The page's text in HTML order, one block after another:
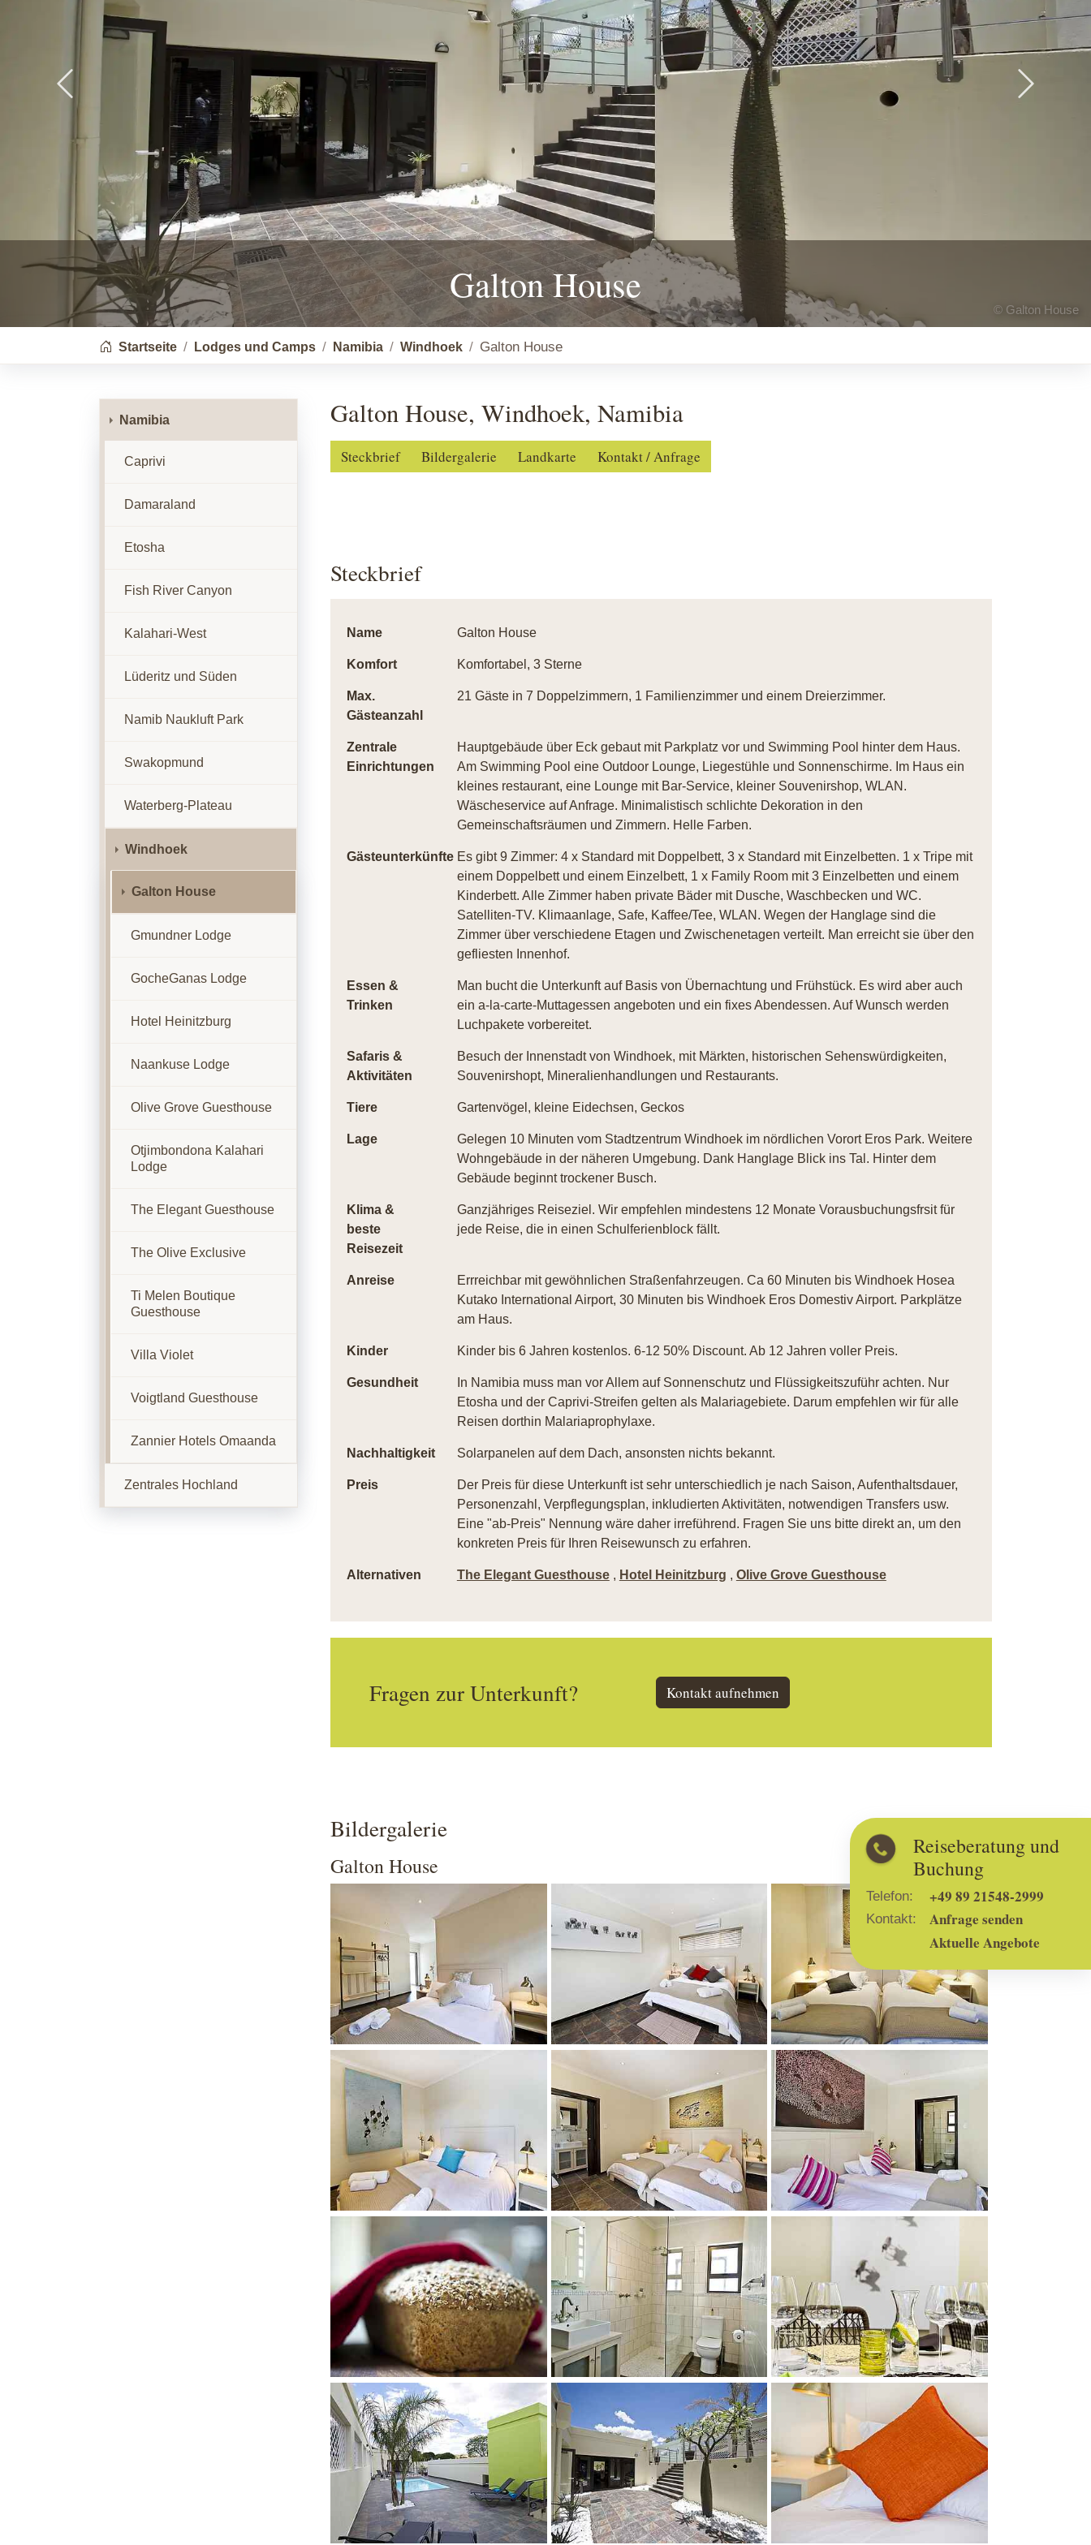
Reiseberatung und
Buchung
Telefon: +49 89 21548-2999
Kontakt:
Anfrage senden
Aktuelle Angebote
Galton House
© Galton House
Previous Next
You are here:
Startseite Lodges und Camps Namibia Windhoek Galton House
Galton House, Windhoek, Namibia
Steckbrief Bildergalerie Landkarte Kontakt / Anfrage
Steckbrief
Name Galton House
Komfort Komfortabel, 3 Sterne
Max.
Gästeanzahl
21 Gäste in 7 Doppelzimmern, 1 Familienzimmer und einem Dreierzimmer.
Zentrale
Einrichtungen
Hauptgebäude über Eck gebaut mit Parkplatz vor und Swimming Pool hinter dem Haus.
Am Swimming Pool eine Outdoor Lounge, Liegestühle und Sonnenschirme. Im Haus ein
kleines restaurant, eine Lounge mit Bar-Service, kleiner Souvenirshop, WLAN.
Wäscheservice auf Anfrage. Minimalistisch schlichte Dekoration in den
Gemeinschaftsräumen und Zimmern. Helle Farben.
Gästeunterkünfte Es gibt 9 Zimmer: 4 x Standard mit Doppelbett, 3 x Standard mit Einzelbetten. 1 x Tripe mit
einem Doppelbett und einem Einzelbett, 1 x Family Room mit 3 Einzelbetten und einem
Kinderbett. Alle Zimmer haben private Bäder mit Dusche, Waschbecken und WC.
Satelliten-TV. Klimaanlage, Safe, Kaffee/Tee, WLAN. Wegen der Hanglage sind die
Zimmer über verschiedene Etagen und Zwischenetagen verteilt. Man erreicht sie über den
gefliesten Innenhof.
Essen &
Trinken
Man bucht die Unterkunft auf Basis von Übernachtung und Frühstück. Es wird aber auch
ein a-la-carte-Muttagessen angeboten und ein fixes Abendessen. Auf Wunsch werden
Luchpakete vorbereitet.
Safaris &
Aktivitäten
Besuch der Innenstadt von Windhoek, mit Märkten, historischen Sehenswürdigkeiten,
Souvenirshopt, Mineralienhandlungen und Restaurants.
Tiere Gartenvögel, kleine Eidechsen, Geckos
Lage
Gelegen 10 Minuten vom Stadtzentrum Windhoek im nördlichen Vorort Eros Park. Weitere
Wohngebäude in der näheren Umgebung. Dank Hanglage Blick ins Tal. Hinter dem
Gebäude beginnt trockener Busch.
Klima &
beste
Reisezeit
Ganzjähriges Reiseziel. Wir empfehlen mindestens 12 Monate Vorausbuchungsfrsit für
jede Reise, die in einen Schulferienblock fällt.
Anreise
Errreichbar mit gewöhnlichen Straßenfahrzeugen. Ca 60 Minuten bis Windhoek Hosea
Kutako International Airport, 30 Minuten bis Windhoek Eros Domestiv Airport. Parkplätze
am Haus.
Kinder Kinder bis 6 Jahren kostenlos. 6-12 50% Discount. Ab 12 Jahren voller Preis.
Gesundheit
In Namibia muss man vor Allem auf Sonnenschutz und Flüssigkeitszuführ achten. Nur
Etosha und der Caprivi-Streifen gelten als Malariagebiete. Darum empfehlen wir für alle
Reisen dorthin Malariaprophylaxe.
Nachhaltigkeit Solarpanelen auf dem Dach, ansonsten nichts bekannt.
Preis
Der Preis für diese Unterkunft ist sehr unterschiedlich je nach Saison, Aufenthaltsdauer,
Personenzahl, Verpflegungsplan, inkludierten Aktivitäten, notwendigen Transfers usw.
Eine "ab-Preis" Nennung wäre daher irreführend. Fragen Sie uns bitte direkt an, um den
konkreten Preis für Ihren Reisewunsch zu erfahren.
Alternativen The Elegant Guesthouse , Hotel Heinitzburg , Olive Grove Guesthouse
Fragen zur Unterkunft? Kontakt aufnehmen
Bildergalerie
Galton House
Show larger version
Show larger version Show larger version Show larger version
Show larger version Show larger version
Show larger version Show larger version Show larger version
Namibia
Caprivi
Damaraland
Etosha
Fish River Canyon
Kalahari-West
Lüderitz und Süden
Namib Naukluft Park
Swakopmund
Waterberg-Plateau
Windhoek
Galton House
Gmundner Lodge
GocheGanas Lodge
Hotel Heinitzburg
Naankuse Lodge
Olive Grove Guesthouse
Otjimbondona Kalahari
Lodge
The Elegant Guesthouse
The Olive Exclusive
Ti Melen Boutique
Guesthouse
Villa Violet
Voigtland Guesthouse
Zannier Hotels Omaanda
Zentrales Hochland